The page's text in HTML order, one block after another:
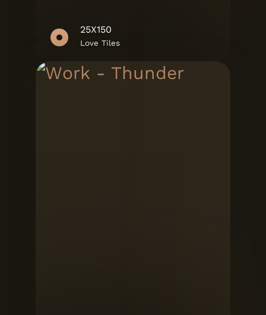
25X150
Love Tiles